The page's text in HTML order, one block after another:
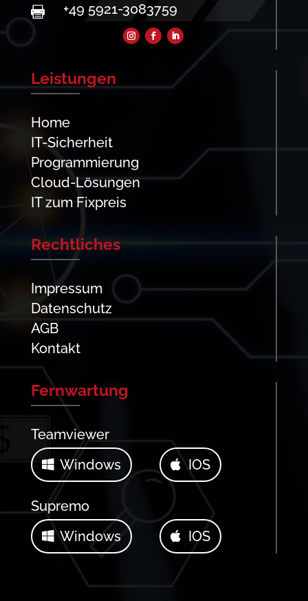
 +49 5921-3083759
Leistungen
Home
IT-Sicherheit
Programmierung
Cloud-Lösungen
IT zum Fixpreis
Rechtliches
Impressum
Datenschutz
AGB
Kontakt
Fernwartung
Teamviewer
Windows
IOS
Supremo
Windows
IOS